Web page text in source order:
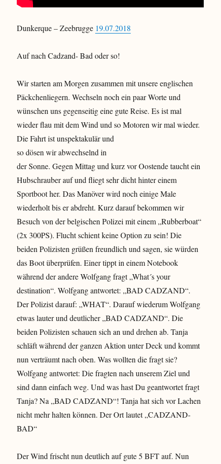
Dunkerque – Zeebrugge 19.07.2018
Auf nach Cadzand- Bad oder so!
Wir starten am Morgen zusammen mit unsere englischen
Päckchenliegern. Wechseln noch ein paar Worte und
wünschen uns gegenseitig eine gute Reise. Es ist mal
wieder flau mit dem Wind und so Motoren wir mal wieder.
Die Fahrt ist unspektakulär und
so dösen wir abwechselnd in
der Sonne. Gegen Mittag und kurz vor Oostende taucht ein
Hubschrauber auf und fliegt sehr dicht hinter einem
Sportboot her. Das Manöver wird noch einige Male
wiederholt bis er abdreht. Kurz darauf bekommen wir
Besuch von der belgischen Polizei mit einem „Rubberboat“
(2x 300PS). Flucht schient keine Option zu sein! Die
beiden Polizisten grüßen freundlich und sagen, sie würden
das Boot überprüfen. Einer tippt in einem Notebook
während der andere Wolfgang fragt „What´s your
destination“. Wolfgang antwortet: „BAD CADZAND“.
Der Polizist darauf: „WHAT“. Darauf wiederum Wolfgang
etwas lauter und deutlicher „BAD CADZAND“. Die
beiden Polizisten schauen sich an und drehen ab. Tanja
schläft während der ganzen Aktion unter Deck und kommt
nun verträumt nach oben. Was wollten die fragt sie?
Wolfgang antwortet: Die fragten nach unserem Ziel und
sind dann einfach weg. Und was hast Du geantwortet fragt
Tanja? Na „BAD CADZAND“! Tanja hat sich vor Lachen
nicht mehr halten können. Der Ort lautet „CADZAND-
BAD“
Der Wind frischt nun deutlich auf gute 5 BFT auf. Nun